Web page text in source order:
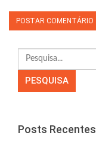
Posts Recentes